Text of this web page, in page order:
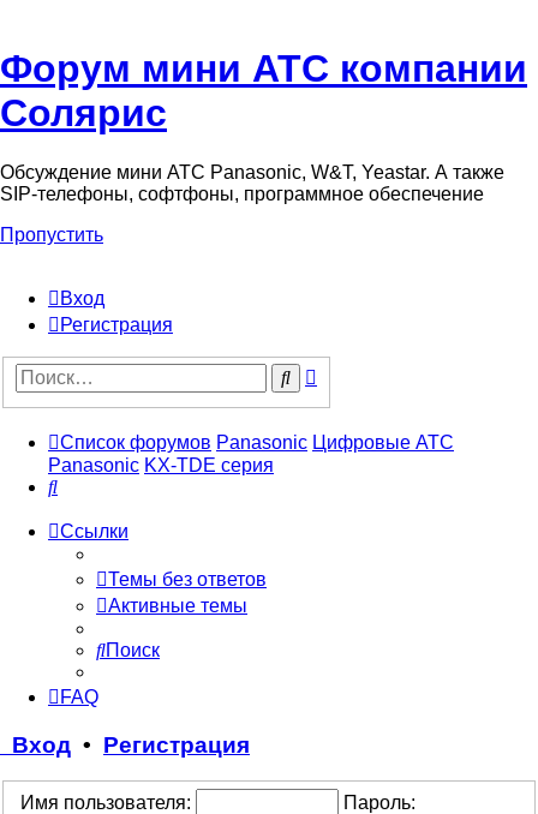
Форум мини АТС компании
Солярис
Обсуждение мини АТС Panasonic, W&T, Yeastar. А также
SIP-телефоны, софтфоны, программное обеспечение
Пропустить
Вход
Регистрация
Поиск
Список форумов Panasonic Цифровые АТС
Panasonic KX-TDE серия
Поиск
Ссылки
Темы без ответов
Активные темы
Поиск
FAQ
Вход • Регистрация
Имя пользователя: Пароль: